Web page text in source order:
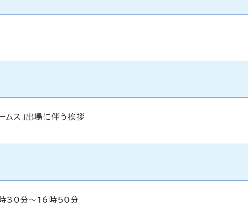
ムス」出場に伴う挨拶
時30分～16時50分